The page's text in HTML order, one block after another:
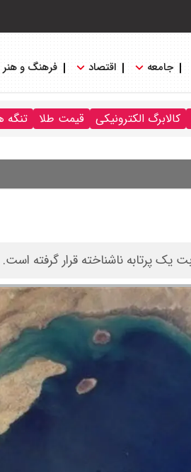
جامعه اقتصاد فرهنگ و هنر
کالابرگ الکترونیکی قیمت طلا تنگه